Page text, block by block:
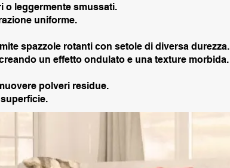
o leggermente smussati.
uniforme.
spazzole rotanti con setole di diversa durezza.
un effetto ondulato e una texture morbida.
polveri residue.